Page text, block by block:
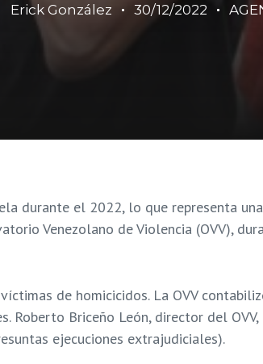
Erick González 30/12/2022
durante el 2022, lo que representa
Venezolano de Violencia (OVV),
de homicicidos. La OVV
Roberto Briceño León, director del
ejecuciones extrajudiciales).